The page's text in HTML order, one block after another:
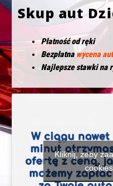
Skup aut
Płatność od ręki
Bezpłatnawycena
Najlepsze stawki na
Kliknij, żeby